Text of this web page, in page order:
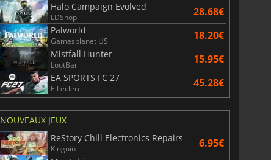
Halo Campaign Evolved
LDShop 28.68€
Palworld
Gamesplanet US 18.20€
Mistfall Hunter
LootBar 15.95€
EA SPORTS FC 27
E.Leclerc 45.28€
NOUVEAUX JEUX
ReStory Chill Electronics Repairs
Kinguin 6.95€